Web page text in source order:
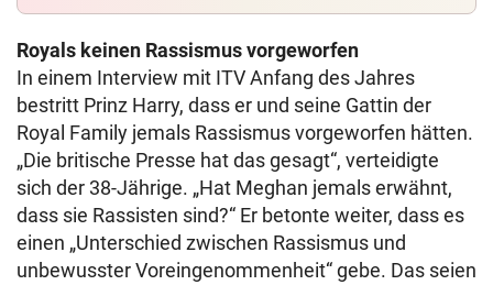
Royals keinen Rassismus vorgeworfen
In einem Interview mit ITV Anfang des Jahres
bestritt Prinz Harry, dass er und seine Gattin der
Royal Family jemals Rassismus vorgeworfen hätten.
„Die britische Presse hat das gesagt“, verteidigte
sich der 38-Jährige. „Hat Meghan jemals erwähnt,
dass sie Rassisten sind?“ Er betonte weiter, dass es
einen „Unterschied zwischen Rassismus und
unbewusster Voreingenommenheit“ gebe. Das seien